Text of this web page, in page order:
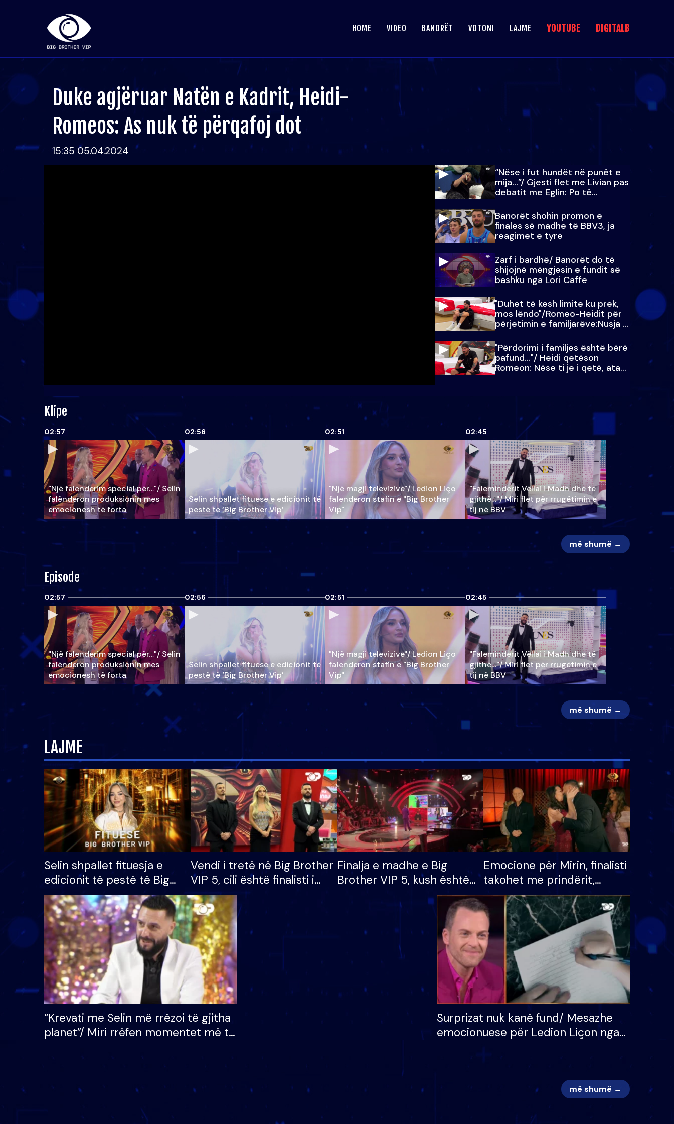
HOME VIDEO BANORËT VOTONI LAJME YOUTUBE DIGITALB
Duke agjëruar Natën e Kadrit, Heidi-
Romeos: As nuk të përqafoj dot
15:35 05.04.2024
“Nëse i fut hundët në punët e
mija…”/ Gjesti flet me Livian pas
debatit me Eglin: Po të
paralajmëroj
Banorët shohin promon e
finales së madhe të BBV3, ja
reagimet e tyre
Zarf i bardhë/ Banorët do të
shijojnë mëngjesin e fundit së
bashku nga Lori Caffe
"Duhet të kesh limite ku prek,
mos lëndo"/Romeo-Heidit për
përjetimin e familjarëve:Nusja e
Julit…
"Përdorimi i familjes është bërë
pafund…"/ Heidi qetëson
Romeon: Nëse ti je i qetë, ata
qetësohen
Klipe
02:57
"Një falenderim special për…"/ Selin
falënderon produksionin mes
emocionesh të forta
02:56
Selin shpallet fituese e edicionit të
pestë të ‘Big Brother Vip’
02:51
"Një magji televizive"/ Ledion Liço
falenderon stafin e "Big Brother
Vip"
02:45
"Faleminderit Vëllai i Madh dhe të
gjithë…"/ Miri flet për rrugëtimin e
tij në BBV
më shumë →
Episode
02:57
"Një falenderim special për…"/ Selin
falënderon produksionin mes
emocionesh të forta
02:56
Selin shpallet fituese e edicionit të
pestë të ‘Big Brother Vip’
02:51
"Një magji televizive"/ Ledion Liço
falenderon stafin e "Big Brother
Vip"
02:45
"Faleminderit Vëllai i Madh dhe të
gjithë…"/ Miri flet për rrugëtimin e
tij në BBV
më shumë →
LAJME
Selin shpallet fituesja e
edicionit të pestë të Big
Brother VIP, rrëmben
çmimin e madh prej 100
mijë eurosh
Vendi i tretë në Big Brother
VIP 5, cili është finalisti i
radhës që lë shtëpinë
Finalja e madhe e Big
Brother VIP 5, kush është
banori i parë që lë shtëpinë
dhe humb mundësinë për
të fituar çmimin e madh
Emocione për Mirin, finalisti
takohet me prindërit,
vajzën dhe bashkëshorten:
S’kemi ndonjë letër divorci
apo jo?
“Krevati me Selin më rrëzoi të gjitha
planet”/ Miri rrëfen momentet më të
mungojë zilja e mëngjesit kur…
Surprizat nuk kanë fund/ Mesazhe
emocionuese për Ledion Liçon nga
më shumë →